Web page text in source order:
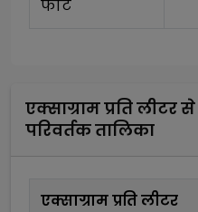
फीट
एक्साग्राम प्रति लीटरसे
परिवर्तक तालिका
एक्साग्राम प्रति लीटर